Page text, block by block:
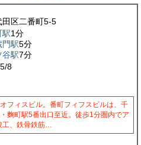
田区二番町5-5
駅1分
門駅5分
谷駅7分
8
フィスビル。番町フィフスビルは、千
麴町駅5番出口至近。徒歩1分圏内でア
工、鉄骨鉄筋…